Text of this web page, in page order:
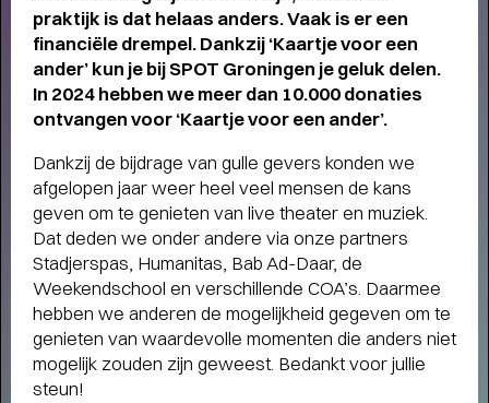
COLUMNS,KORTEEN
LANGE VERHALEN
praktijk is dat helaas anders. Vaak is er een
financiële drempel. Dankzij ‘Kaartje voor een
ander’ kun je bij SPOT Groningen je geluk delen.
In 2024 hebben we meer dan 10.000 donaties
ontvangen voor ‘Kaartje voor een ander’.
Dankzij de bijdrage van gulle gevers konden we
afgelopen jaar weer heel veel mensen de kans
geven om te genieten van live theater en muziek.
Dat deden we onder andere via onze partners
Stadjerspas, Humanitas, Bab Ad-Daar, de
Weekendschool en verschillende COA’s. Daarmee
hebben we anderen de mogelijkheid gegeven om te
genieten van waardevolle momenten die anders niet
mogelijk zouden zijn geweest. Bedankt voor jullie
steun!